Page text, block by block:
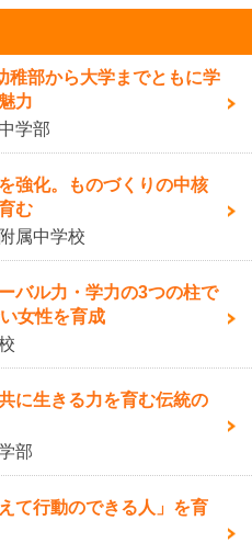
稚部から大学までともに学
力
学部
強化。ものづくりの中核
む
属中学校
バル力・学力の3つの柱で
女性を育成
に生きる力を育む伝統の
部
て行動のできる人」を育